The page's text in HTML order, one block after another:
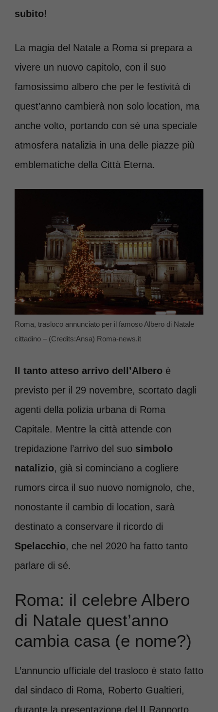
subito!
La magia del Natale a Roma si prepara a
vivere un nuovo capitolo, con il suo
famosissimo albero che per le festività di
quest’anno cambierà non solo location, ma
anche volto, portando con sé una speciale
atmosfera natalizia in una delle piazze più
emblematiche della Città Eterna.
Roma, trasloco annunciato per il famoso Albero di Natale
cittadino – (Credits:Ansa) Roma-news.it
Il tanto atteso arrivo dell’Albero è
previsto per il 29 novembre, scortato dagli
agenti della polizia urbana di Roma
Capitale. Mentre la città attende con
trepidazione l’arrivo del suo simbolo
natalizio, già si cominciano a cogliere
rumors circa il suo nuovo nomignolo, che,
nonostante il cambio di location, sarà
destinato a conservare il ricordo di
Spelacchio, che nel 2020 ha fatto tanto
parlare di sé.
Roma: il celebre Albero
di Natale quest’anno
cambia casa (e nome?)
L’annuncio ufficiale del trasloco è stato fatto
dal sindaco di Roma, Roberto Gualtieri,
durante la presentazione del II Rapporto